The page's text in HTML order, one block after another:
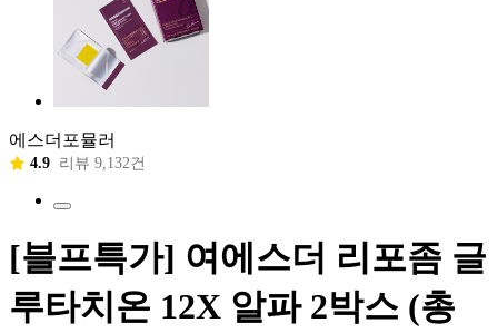
에스더포뮬러
4.9 리뷰 9,132건
[블프특가] 여에스더 리포좀 글
루타치온 12X 알파 2박스 (총